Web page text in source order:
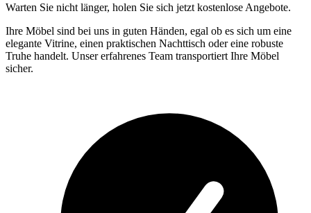
Warten Sie nicht länger, holen Sie sich jetzt kostenlose Angebote.
Ihre Möbel sind bei uns in guten Händen, egal ob es sich um eine
elegante Vitrine, einen praktischen Nachttisch oder eine robuste
Truhe handelt. Unser erfahrenes Team transportiert Ihre Möbel
sicher.